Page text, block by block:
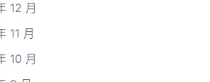
12 月
11 月
10 月